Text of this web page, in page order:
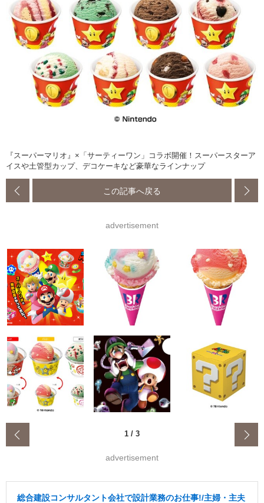
『スーパーマリオ』×「サーティーワン」コラボ開催！スーパースターア
イスや土管型カップ、デコケーキなど豪華なラインナップ
この記事へ戻る
advertisement
1 / 3
advertisement
総合建設コンサルタント会社で設計業務のお仕事!/主婦・主夫